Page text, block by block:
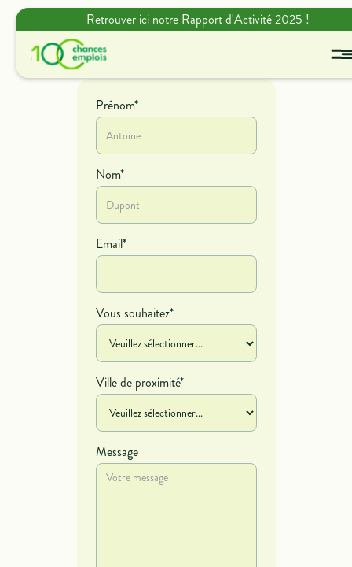
Retrouver ici notre Rapport d'Activité 2025 !
Prénom*
Nom*
Email*
Vous souhaitez*
Ville de proximité*
Message